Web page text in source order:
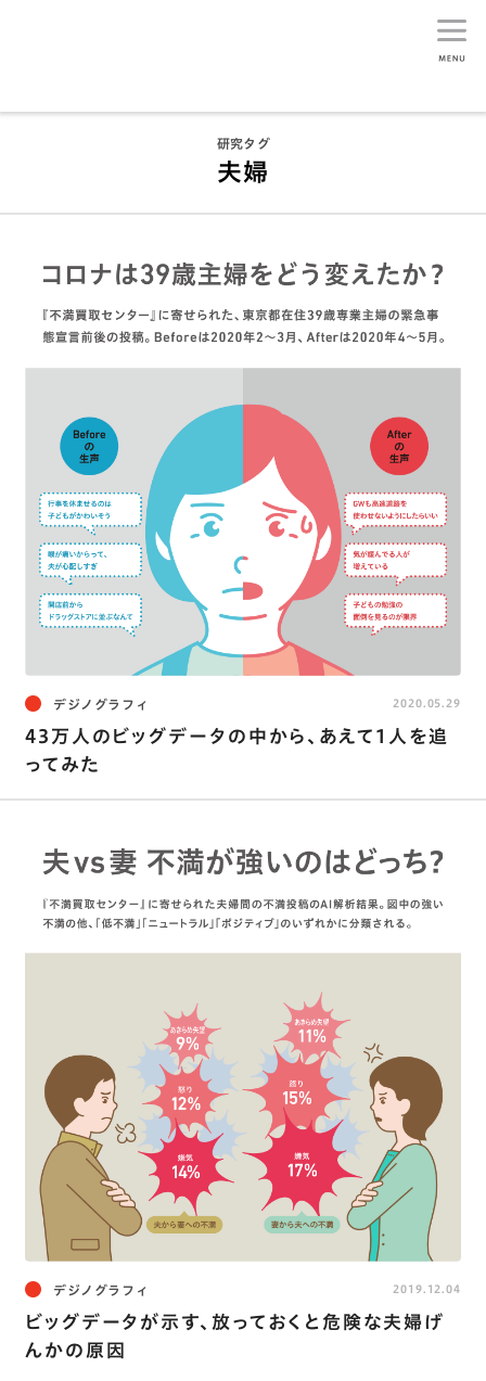
研究タグ
夫婦
デジノグラフィ
43万人のビッグデータの中から、あえて1人を追
ってみた
2020.05.29
デジノグラフィ
ビッグデータが示す、放っておくと危険な夫婦げ
んかの原因
2019.12.04